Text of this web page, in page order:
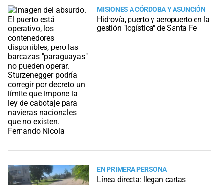
MISIONES A CÓRDOBA Y ASUNCIÓN
Hidrovía, puerto y aeropuerto en la
gestión "logística" de Santa Fe
EN PRIMERA PERSONA
Línea directa: llegan cartas